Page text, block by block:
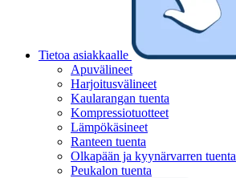
Tietoa asiakkaalle
Apuvälineet
Harjoitusvälineet
Kaularangan tuenta
Kompressiotuotteet
Lämpökäsineet
Ranteen tuenta
Olkapään ja kyynärvarren tuenta
Peukalon tuenta